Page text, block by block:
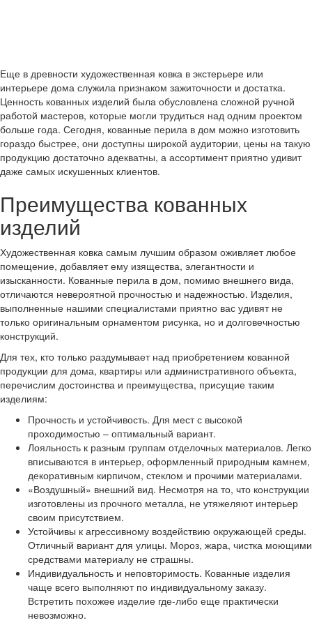
Еще в древности художественная ковка в экстерьере или
интерьере дома служила признаком зажиточности и достатка.
Ценность кованных изделий была обусловлена сложной ручной
работой мастеров, которые могли трудиться над одним проектом
больше года. Сегодня, кованные перила в дом можно изготовить
гораздо быстрее, они доступны широкой аудитории, цены на такую
продукцию достаточно адекватны, а ассортимент приятно удивит
даже самых искушенных клиентов.
Преимущества кованных
изделий
Художественная ковка самым лучшим образом оживляет любое
помещение, добавляет ему изящества, элегантности и
изысканности. Кованные перила в дом, помимо внешнего вида,
отличаются невероятной прочностью и надежностью. Изделия,
выполненные нашими специалистами приятно вас удивят не
только оригинальным орнаментом рисунка, но и долговечностью
конструкций.
Для тех, кто только раздумывает над приобретением кованной
продукции для дома, квартиры или административного объекта,
перечислим достоинства и преимущества, присущие таким
изделиям:
Прочность и устойчивость. Для мест с высокой
проходимостью – оптимальный вариант.
Лояльность к разным группам отделочных материалов. Легко
вписываются в интерьер, оформленный природным камнем,
декоративным кирпичом, стеклом и прочими материалами.
«Воздушный» внешний вид. Несмотря на то, что конструкции
изготовлены из прочного металла, не утяжеляют интерьер
своим присутствием.
Устойчивы к агрессивному воздействию окружающей среды.
Отличный вариант для улицы. Мороз, жара, чистка моющими
средствами материалу не страшны.
Индивидуальность и неповторимость. Кованные изделия
чаще всего выполняют по индивидуальному заказу.
Встретить похожее изделие где-либо еще практически
невозможно.